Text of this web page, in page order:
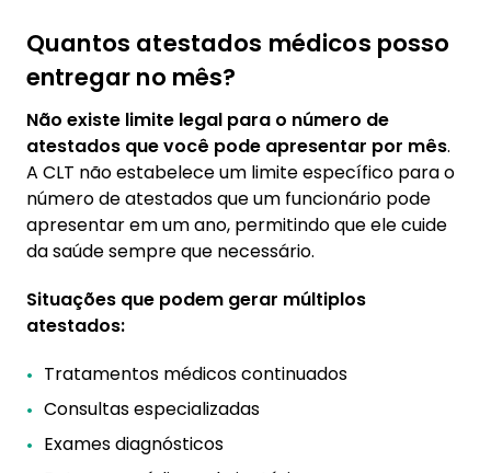
Quantos atestados médicos posso
entregar no mês?
Não existe limite legal para o número de
atestados que você pode apresentar por mês.
A CLT não estabelece um limite específico para o
número de atestados que um funcionário pode
apresentar em um ano, permitindo que ele cuide
da saúde sempre que necessário.
Situações que podem gerar múltiplos
atestados:
Tratamentos médicos continuados
Consultas especializadas
Exames diagnósticos